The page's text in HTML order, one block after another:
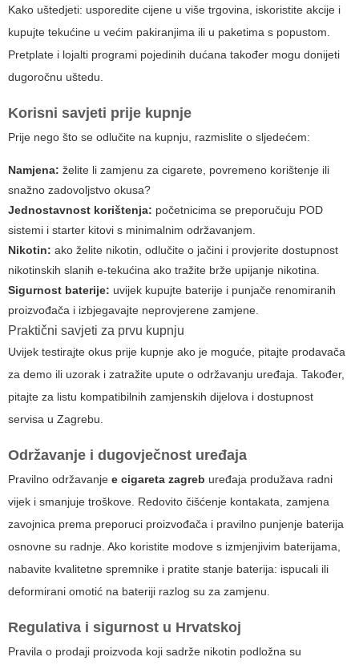
Kako uštedjeti: usporedite cijene u više trgovina, iskoristite akcije i
kupujte tekućine u većim pakiranjima ili u paketima s popustom.
Pretplate i lojalti programi pojedinih dućana također mogu donijeti
dugoročnu uštedu.
Korisni savjeti prije kupnje
Prije nego što se odlučite na kupnju, razmislite o sljedećem:
Namjena: želite li zamjenu za cigarete, povremeno korištenje ili
snažno zadovoljstvo okusa?
Jednostavnost korištenja: početnicima se preporučuju POD
sistemi i starter kitovi s minimalnim održavanjem.
Nikotin: ako želite nikotin, odlučite o jačini i provjerite dostupnost
nikotinskih slanih e-tekućina ako tražite brže upijanje nikotina.
Sigurnost baterije: uvijek kupujte baterije i punjače renomiranih
proizvođača i izbjegavajte neprovjerene zamjene.
Praktični savjeti za prvu kupnju
Uvijek testirajte okus prije kupnje ako je moguće, pitajte prodavača
za demo ili uzorak i zatražite upute o održavanju uređaja. Također,
pitajte za listu kompatibilnih zamjenskih dijelova i dostupnost
servisa u Zagrebu.
Održavanje i dugovječnost uređaja
Pravilno održavanje e cigareta zagreb uređaja produžava radni
vijek i smanjuje troškove. Redovito čišćenje kontakata, zamjena
zavojnica prema preporuci proizvođača i pravilno punjenje baterija
osnovne su radnje. Ako koristite modove s izmjenjivim baterijama,
nabavite kvalitetne spremnike i pratite stanje baterija: ispucali ili
deformirani omotić na bateriji razlog su za zamjenu.
Regulativa i sigurnost u Hrvatskoj
Pravila o prodaji proizvoda koji sadrže nikotin podložna su